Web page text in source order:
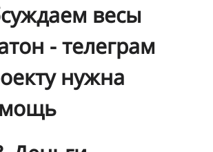
весы
- телеграм
нужна